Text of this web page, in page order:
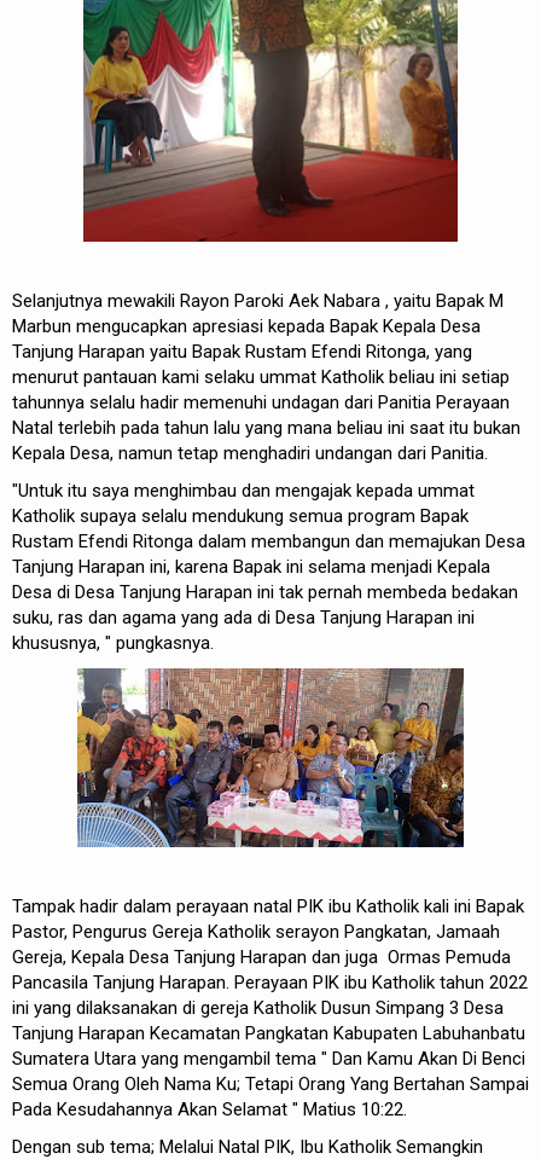
Selanjutnya mewakili Rayon Paroki Aek Nabara , yaitu Bapak M
Marbun mengucapkan apresiasi kepada Bapak Kepala Desa
Tanjung Harapan yaitu Bapak Rustam Efendi Ritonga, yang
menurut pantauan kami selaku ummat Katholik beliau ini setiap
tahunnya selalu hadir memenuhi undagan dari Panitia Perayaan
Natal terlebih pada tahun lalu yang mana beliau ini saat itu bukan
Kepala Desa, namun tetap menghadiri undangan dari Panitia.
"Untuk itu saya menghimbau dan mengajak kepada ummat
Katholik supaya selalu mendukung semua program Bapak
Rustam Efendi Ritonga dalam membangun dan memajukan Desa
Tanjung Harapan ini, karena Bapak ini selama menjadi Kepala
Desa di Desa Tanjung Harapan ini tak pernah membeda bedakan
suku, ras dan agama yang ada di Desa Tanjung Harapan ini
khususnya, " pungkasnya.
Tampak hadir dalam perayaan natal PIK ibu Katholik kali ini Bapak
Pastor, Pengurus Gereja Katholik serayon Pangkatan, Jamaah
Gereja, Kepala Desa Tanjung Harapan dan juga Ormas Pemuda
Pancasila Tanjung Harapan. Perayaan PIK ibu Katholik tahun 2022
ini yang dilaksanakan di gereja Katholik Dusun Simpang 3 Desa
Tanjung Harapan Kecamatan Pangkatan Kabupaten Labuhanbatu
Sumatera Utara yang mengambil tema " Dan Kamu Akan Di Benci
Semua Orang Oleh Nama Ku; Tetapi Orang Yang Bertahan Sampai
Pada Kesudahannya Akan Selamat " Matius 10:22.
Dengan sub tema; Melalui Natal PIK, Ibu Katholik Semangkin